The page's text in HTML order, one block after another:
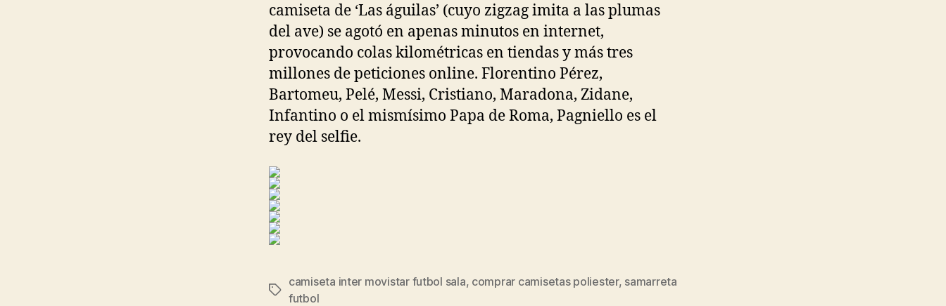
camiseta de ‘Las águilas’ (cuyo zigzag imita a las plumas
del ave) se agotó en apenas minutos en internet,
provocando colas kilométricas en tiendas y más tres
millones de peticiones online. Florentino Pérez,
Bartomeu, Pelé, Messi, Cristiano, Maradona, Zidane,
Infantino o el mismísimo Papa de Roma, Pagniello es el
rey del selfie.
Etiquetas
camiseta inter movistar futbol sala, comprar camisetas poliester, samarreta
futbol